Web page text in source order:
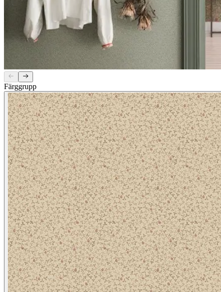
Färggrupp